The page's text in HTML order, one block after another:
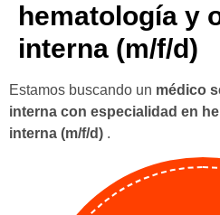
hematología y
interna (m/f/d)
Estamos buscando un médico
interna con especialidad en
interna (m/f/d) .